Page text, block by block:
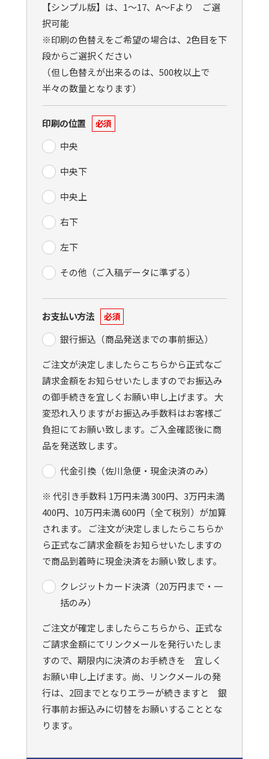
【シンプル版】は、1〜17、A〜Fより ご選
択可能
※印刷の色替えをご希望の場合は、2色目を下
段からご選択ください
（但し色替えが出来るのは、500枚以上で
半々の数量となります）
印刷の位置 必須
中央
中央下
中央上
右下
左下
その他（ご入稿データに準ずる）
お支払い方法 必須
銀行振込（商品発送までの事前振込）
ご注文が決定しましたらこちらから正式なご
請求金額をお知らせいたしますのでお振込み
の御手続きを宜しくお願い申し上げます。 大
変恐れ入りますがお振込み手数料はお客様ご
負担にてお願い致します。ご入金確認後に商
品を発送致します。
代金引換（佐川急便・現金決済のみ）
※ 代引き手数料 1万円未満 300円、3万円未満
400円、10万円未満 600円（全て税別）が加算
されます。 ご注文が決定しましたらこちらか
ら正式なご請求金額をお知らせいたしますの
で商品到着時に現金決済をお願い致します。
クレジットカード決済（20万円まで・一
括のみ）
ご注文が確定しましたらこちらから、正式な
ご請求金額にてリンクメールを発行いたしま
すので、期限内に決済のお手続きを 宜しく
お願い申し上げます。尚、リンクメールの発
行は、2回までとなりエラーが続きますと 銀
行事前お振込みに切替をお願いすることとな
ります。